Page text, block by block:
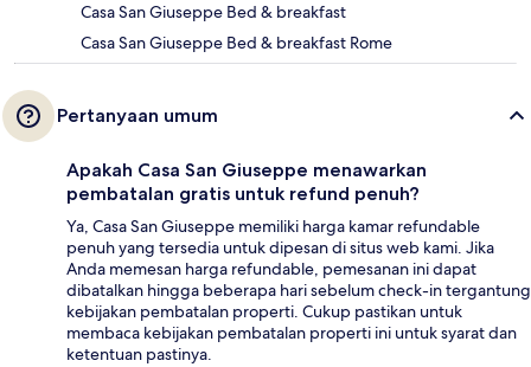
Casa San Giuseppe Bed & breakfast
Casa San Giuseppe Bed & breakfast Rome
Pertanyaan umum
Apakah Casa San Giuseppe menawarkan
pembatalan gratis untuk refund penuh?
Ya, Casa San Giuseppe memiliki harga kamar refundable
penuh yang tersedia untuk dipesan di situs web kami. Jika
Anda memesan harga refundable, pemesanan ini dapat
dibatalkan hingga beberapa hari sebelum check-in tergantung
kebijakan pembatalan properti. Cukup pastikan untuk
membaca kebijakan pembatalan properti ini untuk syarat dan
ketentuan pastinya.